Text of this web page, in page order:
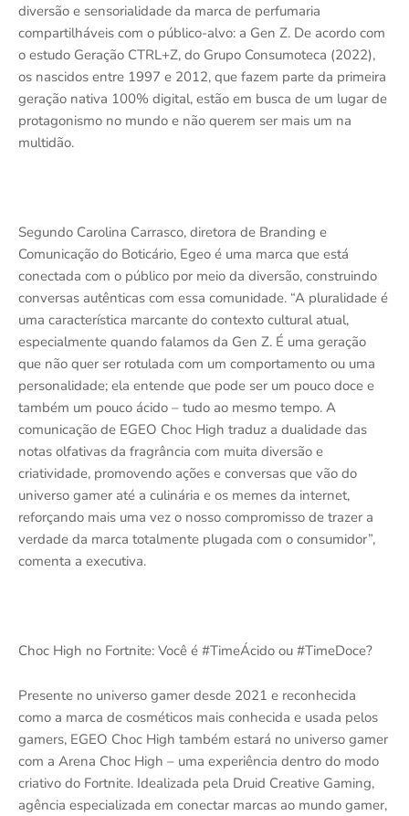
diversão e sensorialidade da marca de perfumaria
compartilháveis com o público-alvo: a Gen Z. De acordo com
o estudo Geração CTRL+Z, do Grupo Consumoteca (2022),
os nascidos entre 1997 e 2012, que fazem parte da primeira
geração nativa 100% digital, estão em busca de um lugar de
protagonismo no mundo e não querem ser mais um na
multidão.
Segundo Carolina Carrasco, diretora de Branding e
Comunicação do Boticário, Egeo é uma marca que está
conectada com o público por meio da diversão, construindo
conversas autênticas com essa comunidade. “A pluralidade é
uma característica marcante do contexto cultural atual,
especialmente quando falamos da Gen Z. É uma geração
que não quer ser rotulada com um comportamento ou uma
personalidade; ela entende que pode ser um pouco doce e
também um pouco ácido – tudo ao mesmo tempo. A
comunicação de EGEO Choc High traduz a dualidade das
notas olfativas da fragrância com muita diversão e
criatividade, promovendo ações e conversas que vão do
universo gamer até a culinária e os memes da internet,
reforçando mais uma vez o nosso compromisso de trazer a
verdade da marca totalmente plugada com o consumidor”,
comenta a executiva.
Choc High no Fortnite: Você é #TimeÁcido ou #TimeDoce?
Presente no universo gamer desde 2021 e reconhecida
como a marca de cosméticos mais conhecida e usada pelos
gamers, EGEO Choc High também estará no universo gamer
com a Arena Choc High – uma experiência dentro do modo
criativo do Fortnite. Idealizada pela Druid Creative Gaming,
agência especializada em conectar marcas ao mundo gamer,